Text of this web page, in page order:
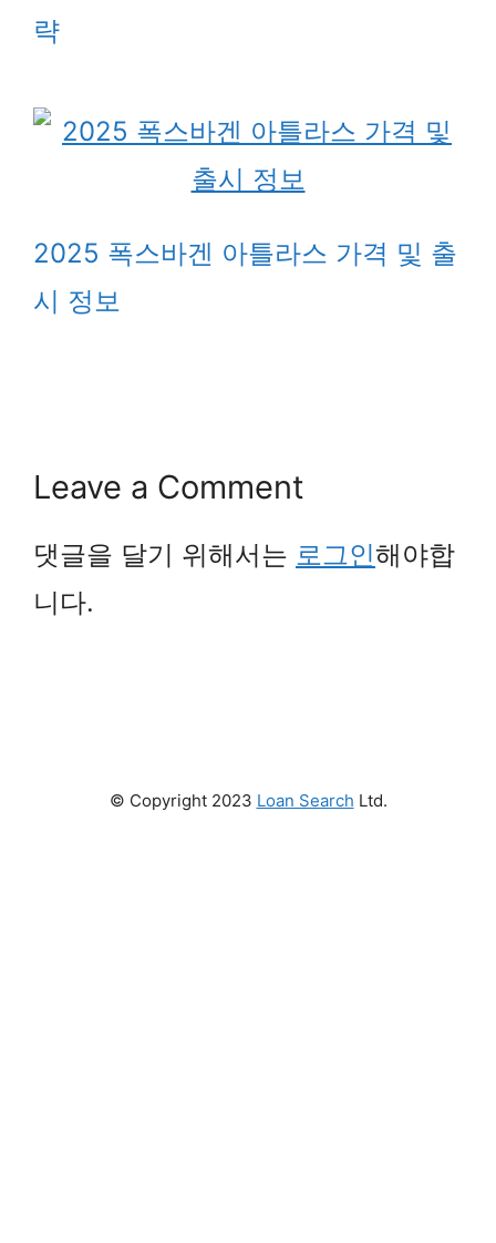
략
2025 폭스바겐 아틀라스 가격 및 출
시 정보
Leave a Comment
댓글을 달기 위해서는 로그인해야합
니다.
© Copyright 2023 Loan Search Ltd.